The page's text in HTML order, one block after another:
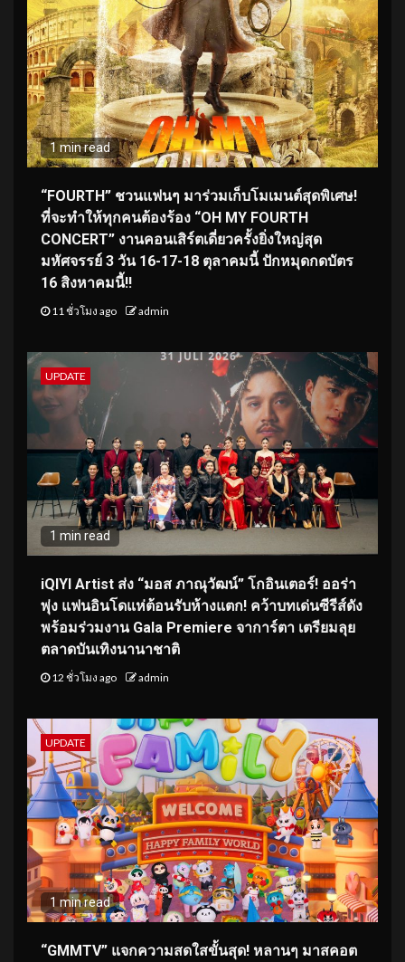
1 min read
“FOURTH” ชวนแฟนๆ มาร่วมเก็บโมเมนต์สุดพิเศษ!
ที่จะทำให้ทุกคนต้องร้อง “OH MY FOURTH
CONCERT” งานคอนเสิร์ตเดี่ยวครั้งยิ่งใหญ่สุด
มหัศจรรย์ 3 วัน 16-17-18 ตุลาคมนี้ ปักหมุดกดบัตร
16 สิงหาคมนี้!!
11 ชั่วโมง ago admin
UPDATE
1 min read
iQIYI Artist ส่ง “มอส ภาณุวัฒน์” โกอินเตอร์! ออร่า
พุ่ง แฟนอินโดแห่ต้อนรับห้างแตก! คว้าบทเด่นซีรีส์ดัง
พร้อมร่วมงาน Gala Premiere จาการ์ตา เตรียมลุย
ตลาดบันเทิงนานาชาติ
12 ชั่วโมง ago admin
UPDATE
1 min read
“GMMTV” แจกความสดใสขั้นสุด! หลานๆ มาสคอต